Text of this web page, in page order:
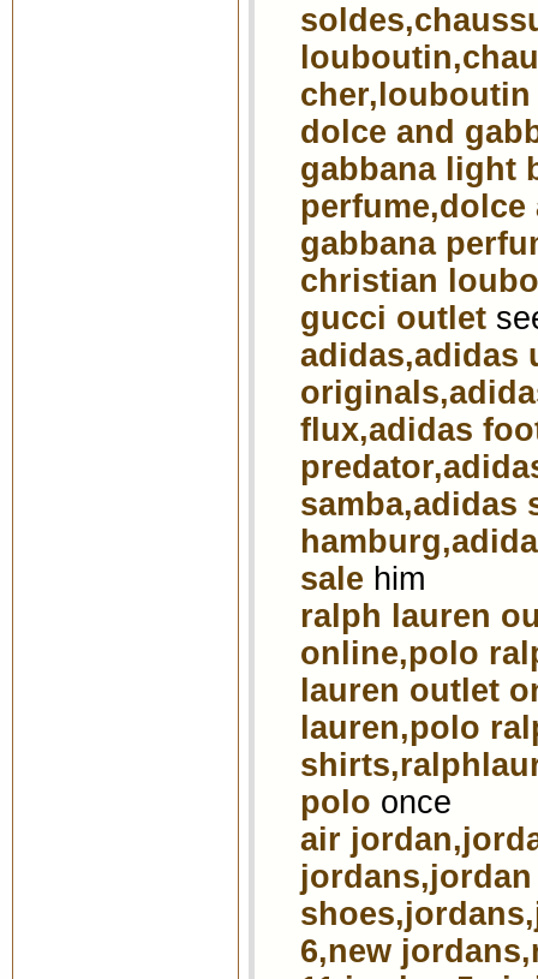
cher,louboutin
dolce and
gabbana light
perfume,dolce
gabbana
christian
gucci outlet
adidas,adidas
flux,adidas
samba,adidas
sale him
ralph lauren
online,polo
lauren outlet
lauren,polo
polo once
air
6,new